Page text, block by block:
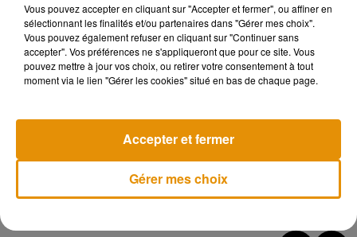
que le feeling est passé direct, un vrai sixième sens le
garçon.#ADP
— Benjamin (@szben_) September 28, 2020
Entre « t’as des yeux incroyables » et « t’aimes la cuisine à
#ADP2020pic.twitter.com/Qgz93XZQI1
— plateau télé (@TelePlateau)
Cathy n'a pas donné suite à son speed-
dating avec Jean-Gaston.
Vous pouvez accepter en cliquant sur "Accepter et fermer", ou affiner en
sélectionnant les finalités et/ou partenaires dans "Gérer mes choix".
Vous pouvez également refuser en cliquant sur "Continuer sans
accepter". Vos préférences ne s'appliqueront que pour ce site. Vous
pouvez mettre à jour vos choix, ou retirer votre consentement à tout
moment via le lien "Gérer les cookies" situé en bas de chaque page.
Gérer mes choix
Accepter et fermer